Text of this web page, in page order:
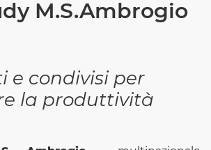
M.S.Ambrogio
e condivisi per
la produttività